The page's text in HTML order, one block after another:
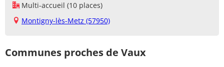
Multi-accueil (10 places)
Montigny-lès-Metz (57950)
Communes proches de Vaux